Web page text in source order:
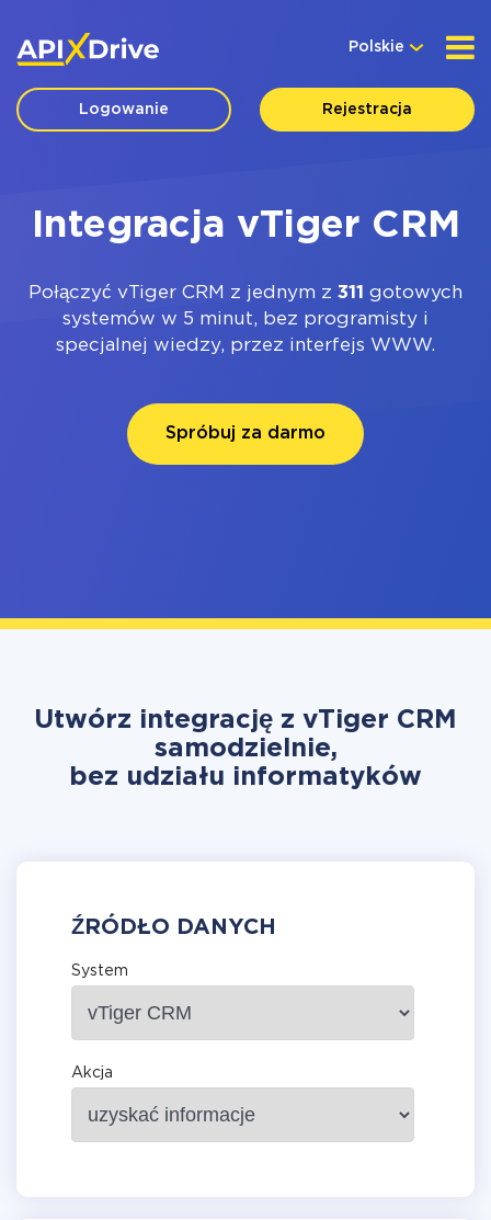
Polskie
Logowanie Rejestracja
Integracja vTiger CRM
Połączyć vTiger CRM z jednym z 311 gotowych
systemów w 5 minut, bez programisty i
specjalnej wiedzy, przez interfejs WWW.
Spróbuj za darmo
Utwórz integrację z vTiger CRM
samodzielnie,
bez udziału informatyków
ŹRÓDŁO DANYCH
System
Akcja